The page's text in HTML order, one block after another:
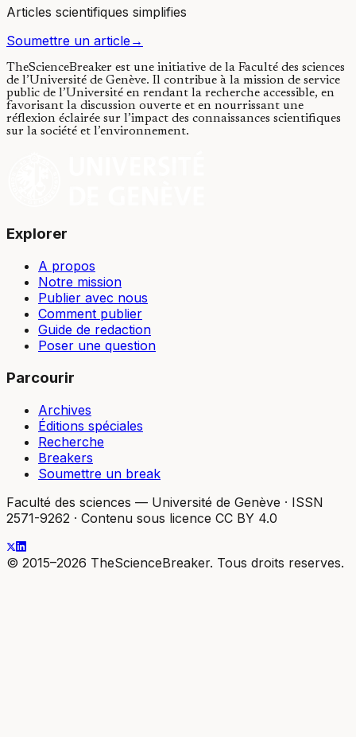
Articles scientifiques simplifies
Soumettre un article→
TheScienceBreaker est une initiative de la Faculté des sciences
de l’Université de Genève. Il contribue à la mission de service
public de l’Université en rendant la recherche accessible, en
favorisant la discussion ouverte et en nourrissant une
réflexion éclairée sur l’impact des connaissances scientifiques
sur la société et l’environnement.
Explorer
A propos
Notre mission
Publier avec nous
Comment publier
Guide de redaction
Poser une question
Parcourir
Archives
Éditions spéciales
Recherche
Breakers
Soumettre un break
Faculté des sciences — Université de Genève · ISSN
2571-9262 · Contenu sous licence CC BY 4.0
© 2015–2026 TheScienceBreaker. Tous droits reserves.